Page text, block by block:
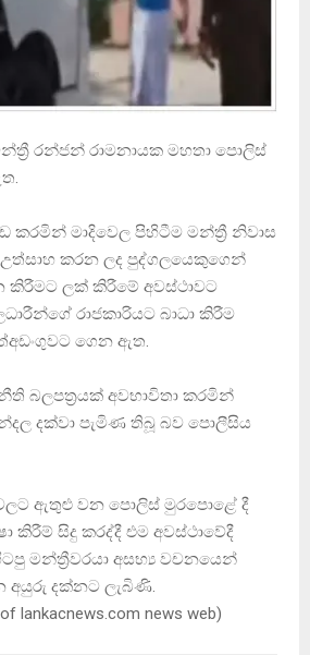
රන්ජන් රාමනායක මහතා පොලිස්
මාදිවෙල පිහිටීම මන්ත්‍රී නිවාස
කරන ලද පුද්ගලයෙකුගෙන්
කිරීමට ලක් කිරීමේ අවස්ථාවට
රාජකාරියට බාධා කිරීම
ගෙන ඇත.
නීති බලපත්‍රයක් අවභාවිතා කරමින්
දක්වා පැමිණ තිබූ බව පොලීසිය
වලට ඇතුළු වන පොලිස් මුරපොළේ දී
කිරීම් සිදු කරද්දී එම අවස්ථාවේදී
මන්ත්‍රීවරයා අසභ්‍ය වචනයෙන්
අයුරු දක්නට ලැබිණි.
lankacnews.com news web)